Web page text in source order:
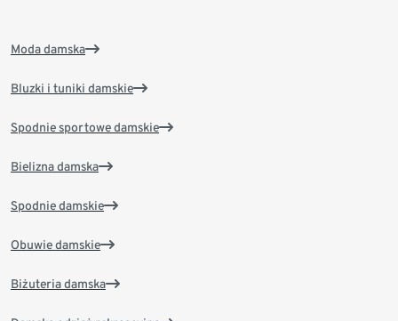
Moda damska
Bluzki i tuniki damskie
Spodnie sportowe damskie
Bielizna damska
Spodnie damskie
Obuwie damskie
Biżuteria damska